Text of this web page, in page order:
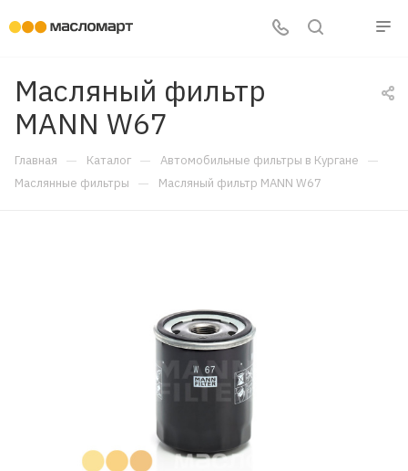
Масляный фильтр
MANN W67
Главная — Каталог — Автомобильные фильтры в Кургане —
Маслянные фильтры — Масляный фильтр MANN W67